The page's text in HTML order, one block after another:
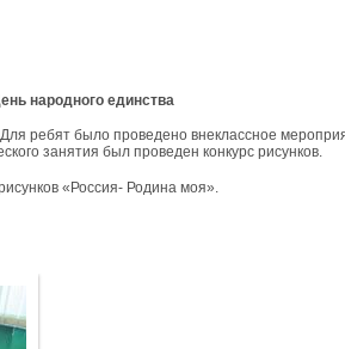
народного единства
ребят было проведено внеклассное
занятия был проведен конкурс рисунков.
«Россия- Родина моя».